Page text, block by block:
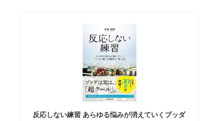
反応しない練習 あらゆる悩みが消えていくブッダ